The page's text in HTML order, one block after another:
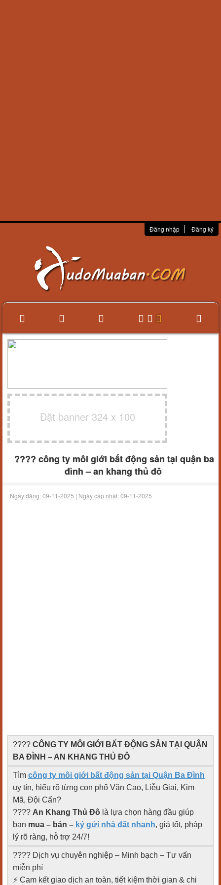
Đăng nhập Đăng ký
Đặt banner 324 x 100
???? công ty môi giới bất động sản tại quận ba
đình – an khang thủ đô
Ngày đăng:09-11-2025 | Ngày cập nhật:09-11-2025
???? CÔNG TY MÔI GIỚI BẤT ĐỘNG SẢN TẠI QUẬN
BA ĐÌNH – AN KHANG THỦ ĐÔ
Tìm công ty môi giới bất động sản tại Quận Ba Đình
uy tín, hiểu rõ từng con phố Văn Cao, Liễu Giai, Kim
Mã, Đội Cấn?
???? An Khang Thủ Đô là lựa chọn hàng đầu giúp
bạn mua – bán – ký gửi nhà đất nhanh, giá tốt, pháp
lý rõ ràng, hỗ trợ 24/7!
???? Dịch vụ chuyên nghiệp – Minh bạch – Tư vấn
miễn phí
⚡ Cam kết giao dịch an toàn, tiết kiệm thời gian & chi